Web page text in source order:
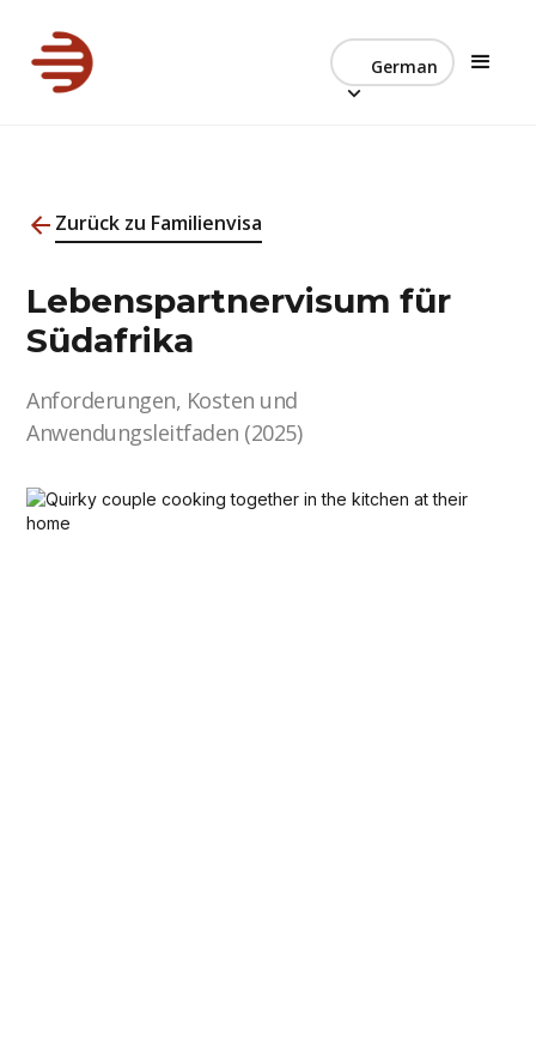
German
Zurück zu Familienvisa
Lebenspartnervisum für
Südafrika
Anforderungen, Kosten und
Anwendungsleitfaden (2025)